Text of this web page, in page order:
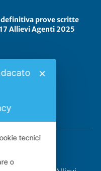
prove scritte
Allievi Agenti 2025
✕
tecnici
o